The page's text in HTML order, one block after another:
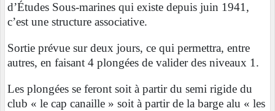
d’Études Sous-marines qui existe depuis juin 1941,
c’est une structure associative.
Sortie prévue sur deux jours, ce qui permettra, entre
autres, en faisant 4 plongées de valider des niveaux 1.
Les plongées se feront soit à partir du semi rigide du
club « le cap canaille » soit à partir de la barge alu « les